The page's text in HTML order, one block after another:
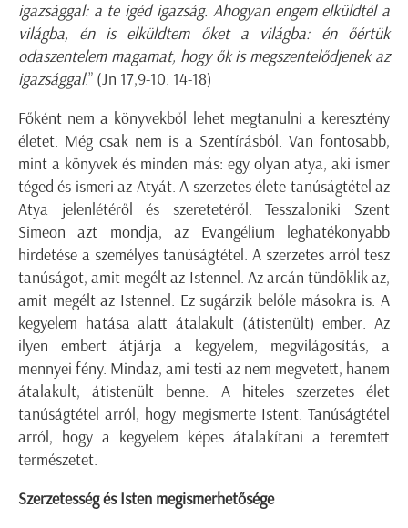
igazsággal: a te igéd igazság. Ahogyan engem elküldtél a
világba, én is elküldtem őket a világba: én őértük
odaszentelem magamat, hogy ők is megszentelődjenek az
igazsággal.” (Jn 17,9-10. 14-18)
Főként nem a könyvekből lehet megtanulni a keresztény
életet. Még csak nem is a Szentírásból. Van fontosabb,
mint a könyvek és minden más: egy olyan atya, aki ismer
téged és ismeri az Atyát. A szerzetes élete tanúságtétel az
Atya jelenlétéről és szeretetéről. Tesszaloniki Szent
Simeon azt mondja, az Evangélium leghatékonyabb
hirdetése a személyes tanúságtétel. A szerzetes arról tesz
tanúságot, amit megélt az Istennel. Az arcán tündöklik az,
amit megélt az Istennel. Ez sugárzik belőle másokra is. A
kegyelem hatása alatt átalakult (átistenült) ember. Az
ilyen embert átjárja a kegyelem, megvilágosítás, a
mennyei fény. Mindaz, ami testi az nem megvetett, hanem
átalakult, átistenült benne. A hiteles szerzetes élet
tanúságtétel arról, hogy megismerte Istent. Tanúságtétel
arról, hogy a kegyelem képes átalakítani a teremtett
természetet.
Szerzetesség és Isten megismerhetősége